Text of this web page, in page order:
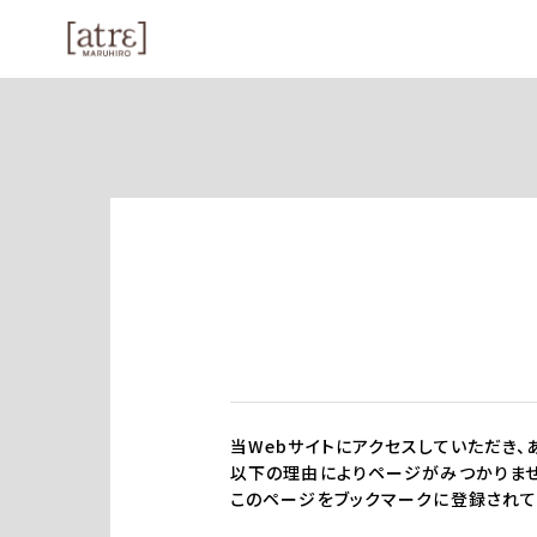
当Webサイトにアクセスしていただき、
以下の理由によりページがみつかりま
このページをブックマークに登録され